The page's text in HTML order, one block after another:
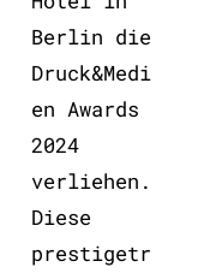
Berlin die
Druck&Medi
en Awards
2024
verliehen.
Diese
prestigetr